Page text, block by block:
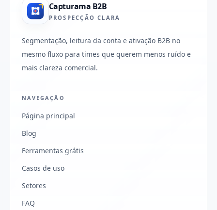
Capturama B2B
PROSPECÇÃO CLARA
Segmentação, leitura da conta e ativação B2B no
mesmo fluxo para times que querem menos ruído e
mais clareza comercial.
NAVEGAÇÃO
Página principal
Blog
Ferramentas grátis
Casos de uso
Setores
FAQ